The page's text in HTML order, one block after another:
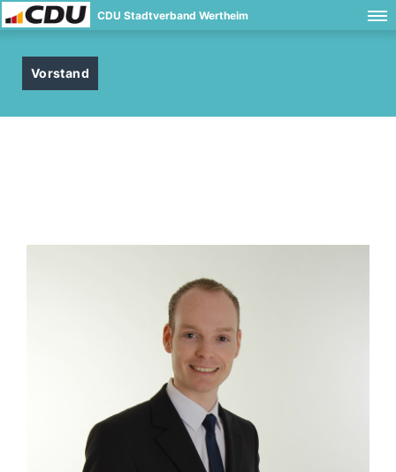
CDU Stadtverband Wertheim
Vorstand